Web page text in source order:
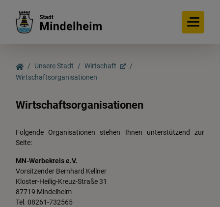
Unsere Stadt
Mindelheim
Stadtentwicklung &
Stadtplanung
Kommunale Projekte
Unsere Stadt
Wirtschaft
Wirtschaftsorganisationen
Wirtschaftsorganisationen
Folgende Organisationen stehen Ihnen unterstützend zur
Seite:
MN-Werbekreis e.V.
Vorsitzender Bernhard Kellner
Kloster-Heilig-Kreuz-Straße 31
87719 Mindelheim
Tel. 08261-732565